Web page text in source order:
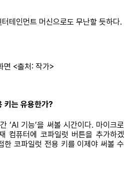
테인먼트 머신으로도 무난할 듯하다.
면 <출처: 작가>
키는 유용한가?
‘AI 기능’을 써볼 시간이다. 마이크로
컴퓨터에 코파일럿 버튼을 추가하겠
한 코파일럿 전용 키를 이제야 써볼 수